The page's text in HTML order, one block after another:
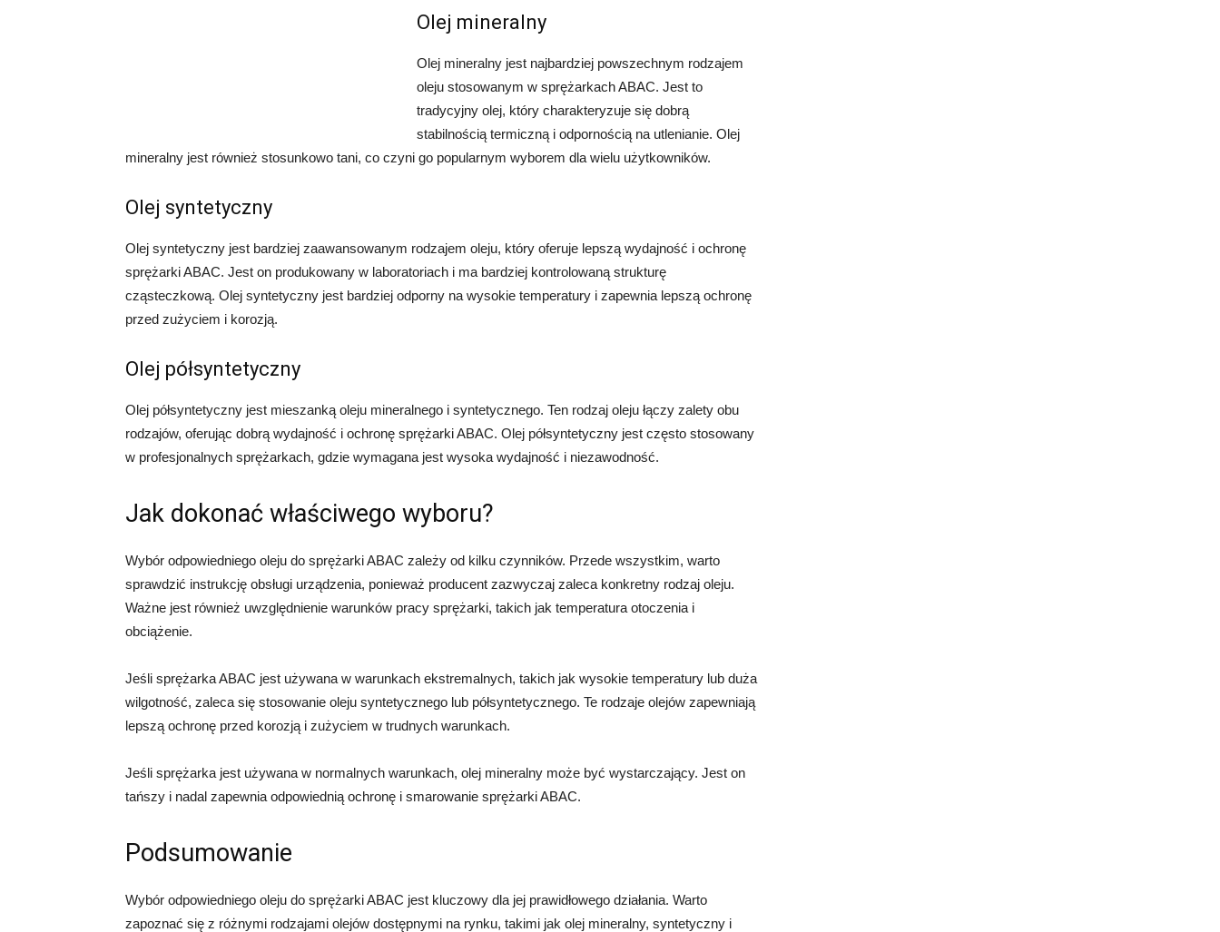
Olej mineralny
Olej mineralny jest najbardziej powszechnym rodzajem
oleju stosowanym w sprężarkach ABAC. Jest to
tradycyjny olej, który charakteryzuje się dobrą
stabilnością termiczną i odpornością na utlenianie. Olej
mineralny jest również stosunkowo tani, co czyni go popularnym wyborem dla wielu użytkowników.
Olej syntetyczny
Olej syntetyczny jest bardziej zaawansowanym rodzajem oleju, który oferuje lepszą wydajność i ochronę
sprężarki ABAC. Jest on produkowany w laboratoriach i ma bardziej kontrolowaną strukturę
cząsteczkową. Olej syntetyczny jest bardziej odporny na wysokie temperatury i zapewnia lepszą ochronę
przed zużyciem i korozją.
Olej półsyntetyczny
Olej półsyntetyczny jest mieszanką oleju mineralnego i syntetycznego. Ten rodzaj oleju łączy zalety obu
rodzajów, oferując dobrą wydajność i ochronę sprężarki ABAC. Olej półsyntetyczny jest często stosowany
w profesjonalnych sprężarkach, gdzie wymagana jest wysoka wydajność i niezawodność.
Jak dokonać właściwego wyboru?
Wybór odpowiedniego oleju do sprężarki ABAC zależy od kilku czynników. Przede wszystkim, warto
sprawdzić instrukcję obsługi urządzenia, ponieważ producent zazwyczaj zaleca konkretny rodzaj oleju.
Ważne jest również uwzględnienie warunków pracy sprężarki, takich jak temperatura otoczenia i
obciążenie.
Jeśli sprężarka ABAC jest używana w warunkach ekstremalnych, takich jak wysokie temperatury lub duża
wilgotność, zaleca się stosowanie oleju syntetycznego lub półsyntetycznego. Te rodzaje olejów zapewniają
lepszą ochronę przed korozją i zużyciem w trudnych warunkach.
Jeśli sprężarka jest używana w normalnych warunkach, olej mineralny może być wystarczający. Jest on
tańszy i nadal zapewnia odpowiednią ochronę i smarowanie sprężarki ABAC.
Podsumowanie
Wybór odpowiedniego oleju do sprężarki ABAC jest kluczowy dla jej prawidłowego działania. Warto
zapoznać się z różnymi rodzajami olejów dostępnymi na rynku, takimi jak olej mineralny, syntetyczny i